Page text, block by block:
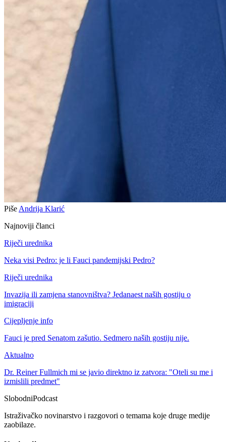
Piše Andrija Klarić
Najnoviji članci
Riječi urednika
Neka visi Pedro: je li Fauci pandemijski Pedro?
Riječi urednika
Invazija ili zamjena stanovništva? Jedanaest naših gostiju o
imigraciji
Cijepljenje info
Fauci je pred Senatom zašutio. Sedmero naših gostiju nije.
Aktualno
Dr. Reiner Fullmich mi se javio direktno iz zatvora: "Oteli su me i
izmislili predmet"
SlobodniPodcast
Istraživačko novinarstvo i razgovori o temama koje druge medije
zaobilaze.